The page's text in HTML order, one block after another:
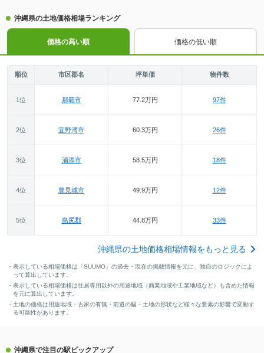
沖縄県の土地価格相場ランキング
価格の高い順 価格の低い順
順位 市区郡名 坪単価 物件数
1位 那覇市 77.2万円 97件
2位 宜野湾市 60.3万円 26件
3位 浦添市 58.5万円 18件
4位 豊見城市 49.9万円 12件
5位 島尻郡 44.8万円 33件
沖縄県の土地価格相場情報をもっと見る
・表示している相場価格は「SUUMO」の過去・現在の掲載情報を元に、独自のロジックによ
って算出しています。
・表示している相場価格は住居専用以外の用途地域（商業地域や工業地域など）も含めた情報
を元に算出しています。
・土地の価格は用途地域・古家の有無・前道の幅・土地の形状など様々な要素の影響で変動す
る可能性があります。
沖縄県で注目の駅ピックアップ